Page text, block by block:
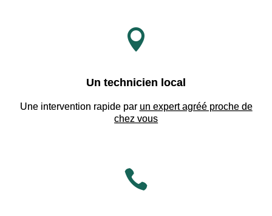

Un technicien local
Une intervention rapide par un expert agréé proche de
chez vous
